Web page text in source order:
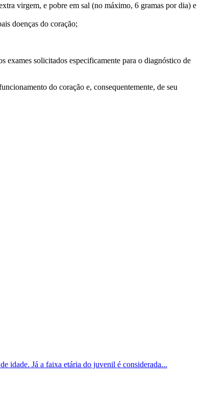
virgem, e pobre em sal (no máximo, 6 gramas por dia) e
doenças do coração;
exames solicitados especificamente para o diagnóstico de
do coração e, consequentemente, de seu
idade. Já a faixa etária do juvenil é considerada...